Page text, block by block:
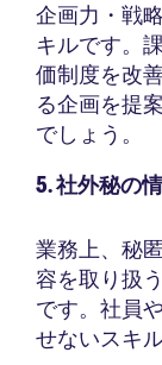
企画力・戦
キルです。
価制度を改
る企画を提
でしょう。
5. 社外秘の
業務上、秘
容を取り扱
です。社員
せないスキ